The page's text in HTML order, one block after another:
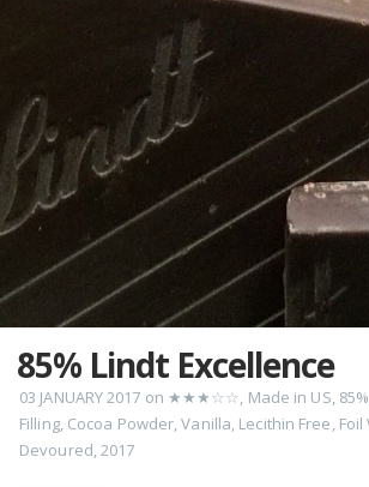
85% Lindt Excellence
03 JANUARY 2017 on ★★★☆☆, Made in US, 85%
Filling, Cocoa Powder,Vanilla, Lecithin Free, Foil
Devoured,2017